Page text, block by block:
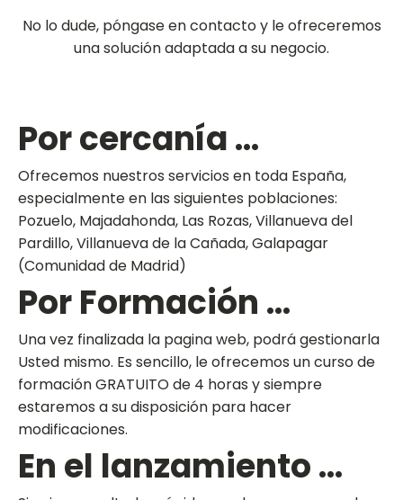
No lo dude, póngase en contacto y le ofreceremos
una solución adaptada a su negocio.
Por cercanía ...
Ofrecemos nuestros servicios en toda España,
especialmente en las siguientes poblaciones:
Pozuelo, Majadahonda, Las Rozas, Villanueva del
Pardillo, Villanueva de la Cañada, Galapagar
(Comunidad de Madrid)
Por Formación ...
Una vez finalizada la pagina web, podrá gestionarla
Usted mismo. Es sencillo, le ofrecemos un curso de
formación GRATUITO de 4 horas y siempre
estaremos a su disposición para hacer
modificaciones.
En el lanzamiento ...